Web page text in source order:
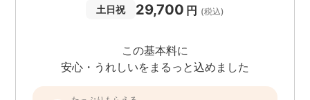
土日祝 29,700 円 (税込)
この基本料に
安心・うれしいをまるっと込めました